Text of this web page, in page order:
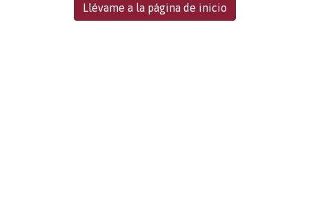
Llévame a la página de inicio